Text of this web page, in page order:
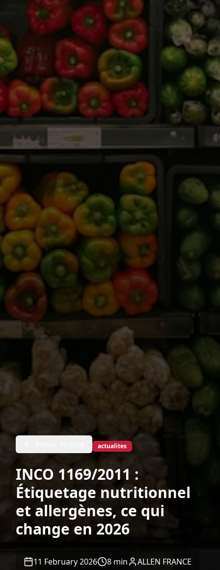
actualites
INCO 1169/2011 :
Étiquetage nutritionnel
et allergènes, ce qui
change en 2026
11 February 2026 8 min ALLEN FRANCE